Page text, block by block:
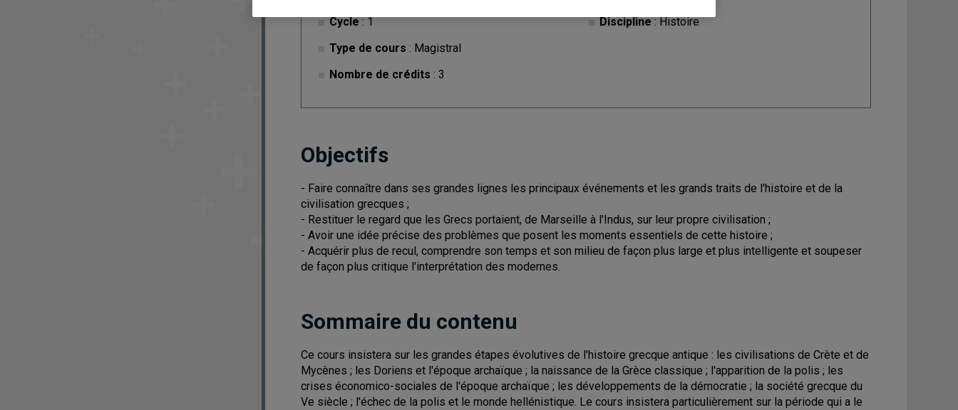
Cycle: 1
Type de cours : Magistral
Nombre de crédits : 3
Discipline: Histoire
Objectifs
- Faire connaître dans ses grandes lignes les principaux événements et les grands traits de l'histoire et de la
civilisation grecques ;
- Restituer le regard que les Grecs portaient, de Marseille à l'Indus, sur leur propre civilisation ;
- Avoir une idée précise des problèmes que posent les moments essentiels de cette histoire ;
- Acquérir plus de recul, comprendre son temps et son milieu de façon plus large et plus intelligente et soupeser
de façon plus critique l'interprétation des modernes.
Sommaire du contenu
Ce cours insistera sur les grandes étapes évolutives de l'histoire grecque antique : les civilisations de Crète et de
Mycènes ; les Doriens et l'époque archaïque ; la naissance de la Grèce classique ; l'apparition de la polis ; les
crises économico-sociales de l'époque archaïque ; les développements de la démocratie ; la société grecque du
Ve siècle ; l'échec de la polis et le monde hellénistique. Le cours insistera particulièrement sur la période qui a le